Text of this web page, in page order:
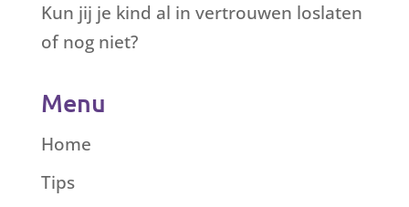
Kun jij je kind al in vertrouwen loslaten
of nog niet?
Menu
Home
Tips